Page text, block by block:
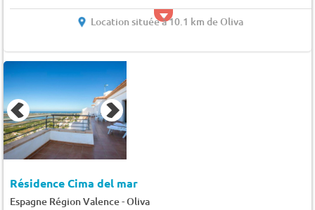
Location située à 10.1 km de Oliva
Résidence Cima del mar
Espagne Région Valence-Oliva